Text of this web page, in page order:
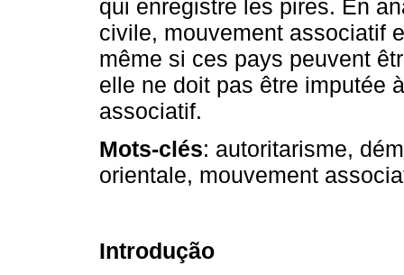
qui enregistre les pires. En
civile, mouvement associatif
même si ces pays peuvent
elle ne doit pas être imputée
associatif.
Mots-clés: autoritarisme,
orientale, mouvement
Introdução